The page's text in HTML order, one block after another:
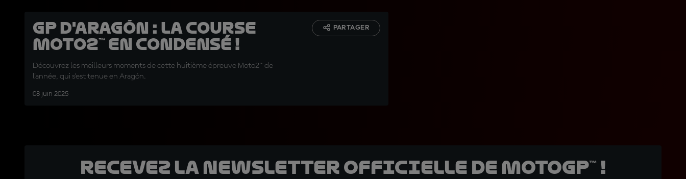
GP d'Aragón : la course
Moto2™ en condensé !
Découvrez les meilleurs moments de cette huitième épreuve Moto2™ de
l'année, qui s'est tenue en Aragón.
08 juin 2025
PARTAGER
Recevez la Newsletter officielle de MotoGP™ !